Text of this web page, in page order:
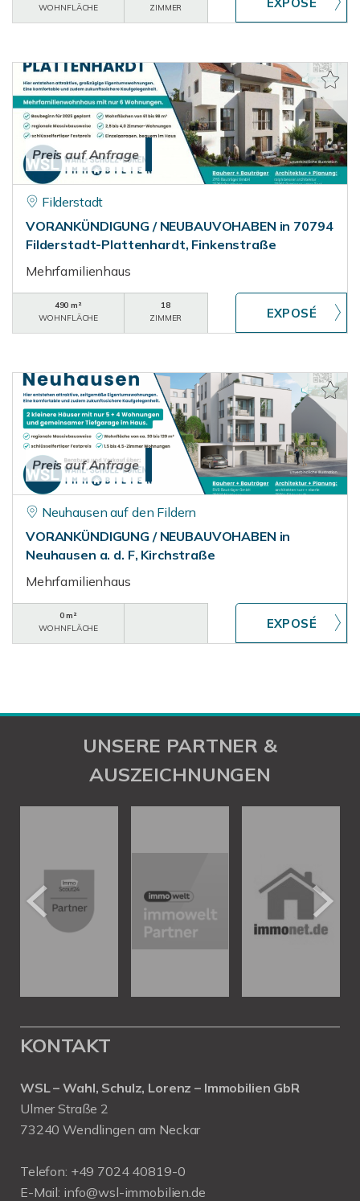
WOHNFLÄCHE
ZIMMER
Preis auf Anfrage
Filderstadt
VORANKÜNDIGUNG / NEUBAUVOHABEN in 70794
Filderstadt-Plattenhardt, Finkenstraße
Mehrfamilienhaus
490 m²
WOHNFLÄCHE
18
ZIMMER
Preis auf Anfrage
Neuhausen auf den Fildern
VORANKÜNDIGUNG / NEUBAUVOHABEN in
Neuhausen a. d. F, Kirchstraße
Mehrfamilienhaus
0 m²
WOHNFLÄCHE
UNSERE PARTNER &
AUSZEICHNUNGEN
KONTAKT
WSL – Wahl, Schulz, Lorenz – Immobilien GbR
Ulmer Straße 2
73240 Wendlingen am Neckar
Telefon: +49 7024 40819-0
E-Mail: info@wsl-immobilien.de